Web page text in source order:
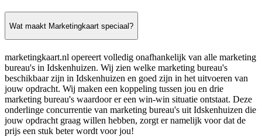
Wat maakt Marketingkaart speciaal?
marketingkaart.nl opereert volledig onafhankelijk van alle marketing
bureau's in Idskenhuizen. Wij zien welke marketing bureau's
beschikbaar zijn in Idskenhuizen en goed zijn in het uitvoeren van
jouw opdracht. Wij maken een koppeling tussen jou en drie
marketing bureau's waardoor er een win-win situatie ontstaat. Deze
onderlinge concurrentie van marketing bureau's uit Idskenhuizen die
jouw opdracht graag willen hebben, zorgt er namelijk voor dat de
prijs een stuk beter wordt voor jou!